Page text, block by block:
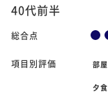
40代前半
総合点
項目別評価 部屋
夕食